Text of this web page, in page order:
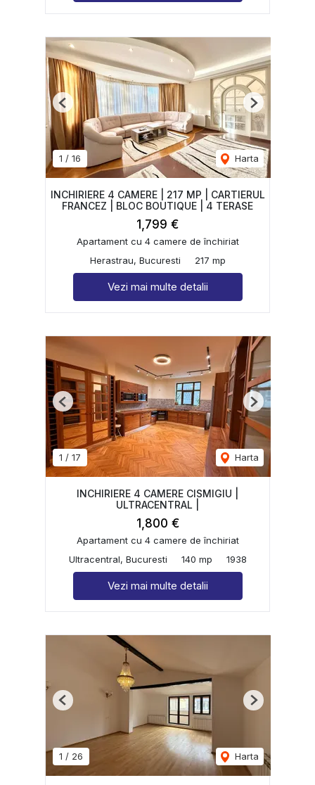
1 / 16 Harta
Previous Next
INCHIRIERE 4 CAMERE | 217 MP | CARTIERUL
FRANCEZ | BLOC BOUTIQUE | 4 TERASE
1,799 €
Apartament cu 4 camere de închiriat
Herastrau, Bucuresti
217 mp
Vezi mai multe detalii
1 / 17 Harta
Previous Next
INCHIRIERE 4 CAMERE CISMIGIU |
ULTRACENTRAL |
1,800 €
Apartament cu 4 camere de închiriat
Ultracentral, Bucuresti
140 mp 1938
Vezi mai multe detalii
1 / 26 Harta
Previous Next